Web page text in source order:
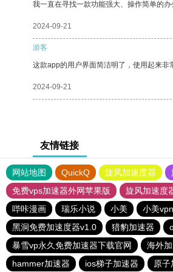
我一直在寻找一款功能强大、操作简单的
2024-09-21
游客
这款app的用户界面简洁明了，使用起来非
2024-09-21
友情链接
网站地图 QuickQ 旋风加速度器
免费vps加速器外网苹果版
旋风加速度
哔咔漫画
瑞乐小说 小美 小美vpn
黑洞免费加速度器v1.0
猎豹加速器
暴雪vp永久免费加速器下载官网
海外
hammer加速器
ios梯子加速器 原